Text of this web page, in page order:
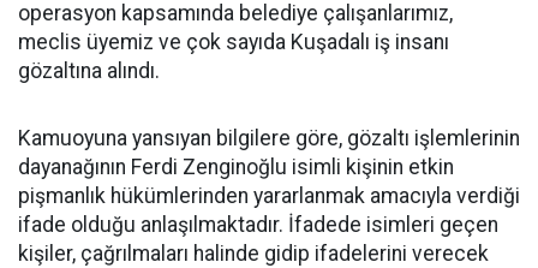
operasyon kapsamında belediye çalışanlarımız,
meclis üyemiz ve çok sayıda Kuşadalı iş insanı
gözaltına alındı.
Kamuoyuna yansıyan bilgilere göre, gözaltı işlemlerinin
dayanağının Ferdi Zenginoğlu isimli kişinin etkin
pişmanlık hükümlerinden yararlanmak amacıyla verdiği
ifade olduğu anlaşılmaktadır. İfadede isimleri geçen
kişiler, çağrılmaları halinde gidip ifadelerini verecek